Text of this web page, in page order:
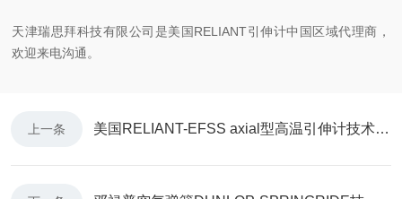
天津瑞思拜科技有限公司是美国RELIANT引伸计中国区域代理商，
欢迎来电沟通。
上一条 美国RELIANT-EFSS axial型高温引伸计技术特点